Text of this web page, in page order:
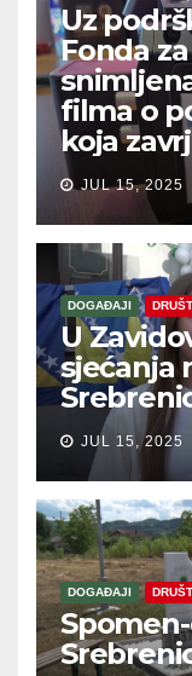
Uz
Fonda
filma o
koja
JUL 15, 2025
DOGAĐAJI
U
sjećanja
JUL 15, 2025
DOGAĐAJI